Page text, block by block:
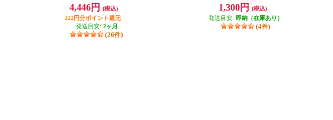
4,446円
(税込)
222円分ポイント還元
発送目安: 2ヶ月
(26件)
1,300円
(税込)
発送目安: 即納（在庫あり）
(4件)